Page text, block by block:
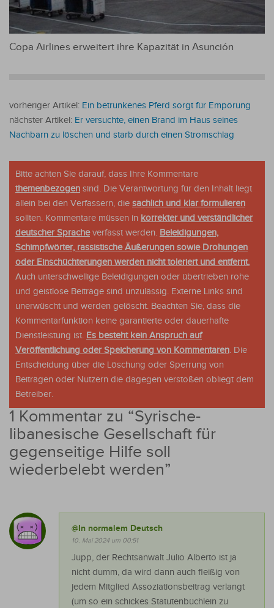
Copa Airlines erweitert ihre Kapazität in Asunción
vorheriger Artikel: Ein betrunkenes Pferd sorgt für Empörung
nächster Artikel: Er versuchte, einen Brand im Haus seines
Nachbarn zu löschen und starb durch einen Stromschlag
Bitte achten Sie darauf, dass Ihre Kommentare
themenbezogen sind. Die Verantwortung für den Inhalt liegt
allein bei den Verfassern, die sachlich und klar formulieren
sollten. Kommentare müssen in korrekter und verständlicher
deutscher Spracheverfasst werden. Beleidigungen,
Schimpfwörter, rassistische Äußerungen sowie Drohungen
oder Einschüchterungen werden nicht toleriert und entfernt.
Auch unterschwellige Beleidigungen oder übertrieben rohe
und geistlose Beiträge sind unzulässig. Externe Links sind
unerwüscht und werden gelöscht. Beachten Sie, dass die
Kommentarfunktion keine garantierte oder dauerhafte
Dienstleistung ist. Es besteht kein Anspruch auf
Veröffentlichung oder Speicherung von Kommentaren. Die
Entscheidung über die Löschung oder Sperrung von
Beiträgen oder Nutzern die dagegen verstoßen obliegt dem
Betreiber.
1 Kommentar zu “Syrische-
libanesische Gesellschaft für
gegenseitige Hilfe soll
wiederbelebt werden”
@In normalem Deutsch
10. Mai 2024 um 00:51
Jupp, der Rechtsanwalt Julio Alberto ist ja
nicht dumm, da wird dann auch fleißig von
jedem Mitglied Assoziationsbeitrag verlangt
(um so ein schickes Statutenbüchlein zu